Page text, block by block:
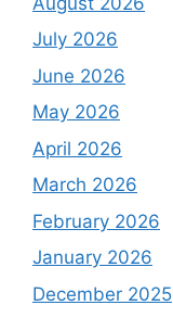
July 2026
June 2026
May 2026
April 2026
March 2026
February 2026
January 2026
December 2025